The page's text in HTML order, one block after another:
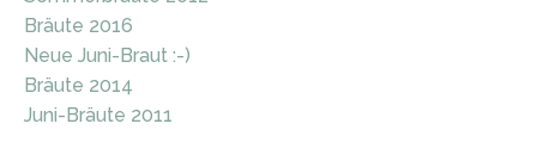
Bräute 2016
Neue Juni-Braut :-)
Bräute 2014
Juni-Bräute 2011